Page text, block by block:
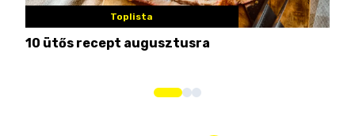
Toplista
10 ütős recept augusztusra